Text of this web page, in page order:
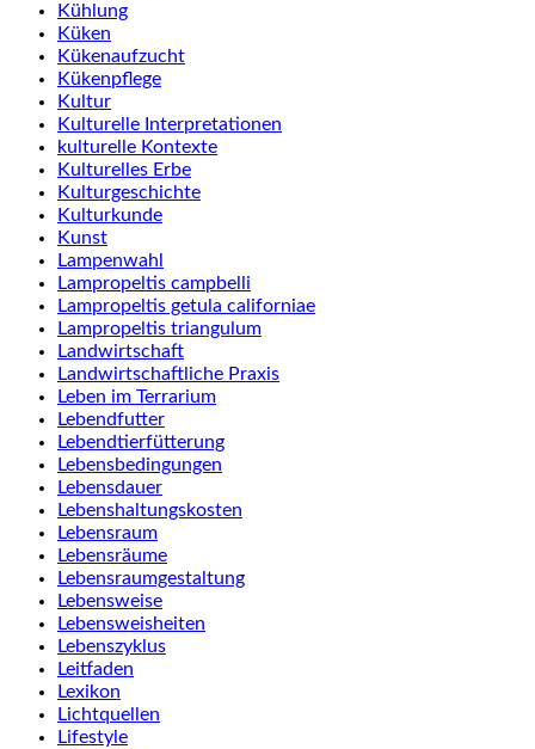
Kühlung
Küken
Kükenaufzucht
Kükenpflege
Kultur
Kulturelle Interpretationen
kulturelle Kontexte
Kulturelles Erbe
Kulturgeschichte
Kulturkunde
Kunst
Lampenwahl
Lampropeltis campbelli
Lampropeltis getula californiae
Lampropeltis triangulum
Landwirtschaft
Landwirtschaftliche Praxis
Leben im Terrarium
Lebendfutter
Lebendtierfütterung
Lebensbedingungen
Lebensdauer
Lebenshaltungskosten
Lebensraum
Lebensräume
Lebensraumgestaltung
Lebensweise
Lebensweisheiten
Lebenszyklus
Leitfaden
Lexikon
Lichtquellen
Lifestyle